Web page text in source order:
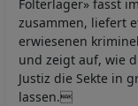
Folterlager» fasst
zusammen, liefert
erwiesenen
und zeigt auf, wie
Justiz die Sekte in
lassen.